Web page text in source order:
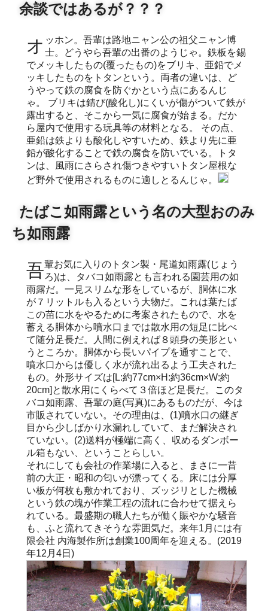
余談ではあるが？？？
オッホン。吾輩は路地ニャン公の祖父ニャン博 士。どうやら吾輩の出番のようじゃ。鉄板を錫
でメッキしたもの(覆ったもの)をブリキ、亜鉛でメ
ッキしたものをトタンという。両者の違いは、ど
うやって鉄の腐食を防ぐかという点にあるんじ
ゃ。 ブリキは錆び(酸化し)にくいが傷がついて鉄が
露出すると、そこから一気に腐食が始まる。だか
ら屋内で使用する玩具等の材料となる。 その点、
亜鉛は鉄よりも酸化しやすいため、鉄より先に亜
鉛が酸化することで鉄の腐食を防いでいる。トタ
ンは、風雨にさらされ傷つきやすいトタン屋根な
ど野外で使用されるものに適しとるんじゃ。
たばこ如雨露という名の大型おのみ
ち如雨露
吾輩お気に入りのトタン製・尾道如雨露(じょうろ)は、タバコ如雨露とも言われる園芸用の如
雨露だ。一見スリムな形をしているが、胴体に水
が７リットルも入るという大物だ。これは葉たば
この苗に水をやるために考案されたもので、水を
蓄える胴体から噴水口までは散水用の短足に比べ
て随分足長だ。人間に例えれば８頭身の美形とい
うところか。胴体から長いパイプを通すことで、
噴水口からは優しく水が流れ出るよう工夫された
もの。外形サイズは[L:約77cm×H:約36cm×W:約
20cm]と散水用にくらべて３倍ほど足長だ。このタ
バコ如雨露、吾輩の庭(写真)にあるものだが、今は
市販されていない。その理由は、(1)噴水口の継ぎ
目から少しばかり水漏れしていて、まだ解決され
ていない。(2)送料が極端に高く、収めるダンボー
ル箱もない、ということらしい。
それにしても会社の作業場に入ると、まさに一昔
前の大正・昭和の匂いが漂ってくる。床には分厚
い板が何枚も敷かれており、ズッジリとした機械
という鉄の塊が作業工程の流れに合わせて据えら
れている。最盛期の職人たちが働く賑やかな騒音
も、ふと流れてきそうな雰囲気だ。来年1月には有
限会社 内海製作所は創業100周年を迎える。(2019
年12月4日)